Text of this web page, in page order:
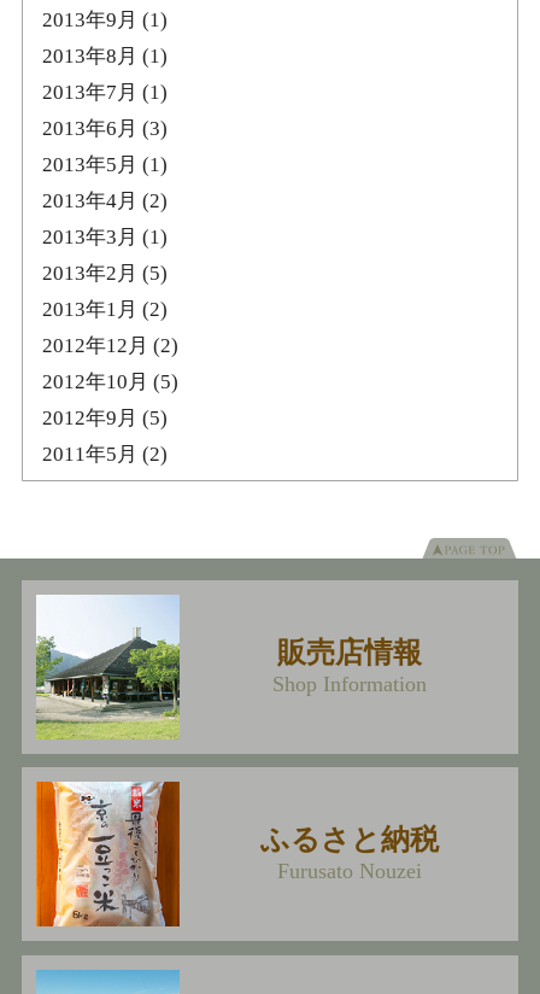
2013年9月 (1)
2013年8月 (1)
2013年7月 (1)
2013年6月 (3)
2013年5月 (1)
2013年4月 (2)
2013年3月 (1)
2013年2月 (5)
2013年1月 (2)
2012年12月 (2)
2012年10月 (5)
2012年9月 (5)
2011年5月 (2)
販売店情報
Shop Information
ふるさと納税
Furusato Nouzei